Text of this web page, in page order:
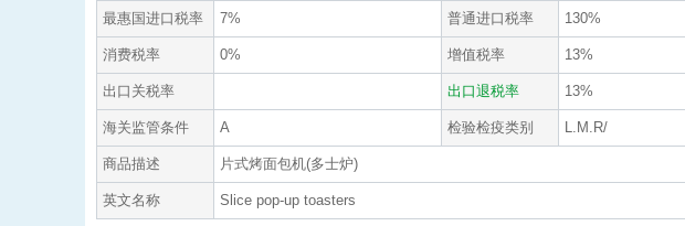
最惠国进口税率 7% 普通进口税率 130%
消费税率 0% 增值税率 13%
出口关税率 出口退税率 13%
海关监管条件 A 检验检疫类别 L.M.R/
商品描述 片式烤面包机(多士炉)
英文名称 Slice pop-up toasters